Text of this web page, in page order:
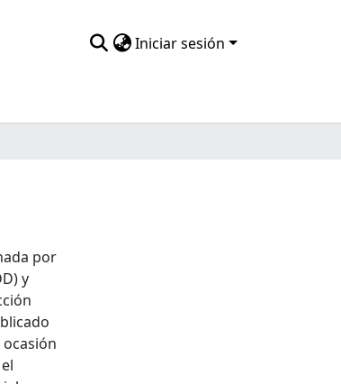
Iniciar sesión
por
y